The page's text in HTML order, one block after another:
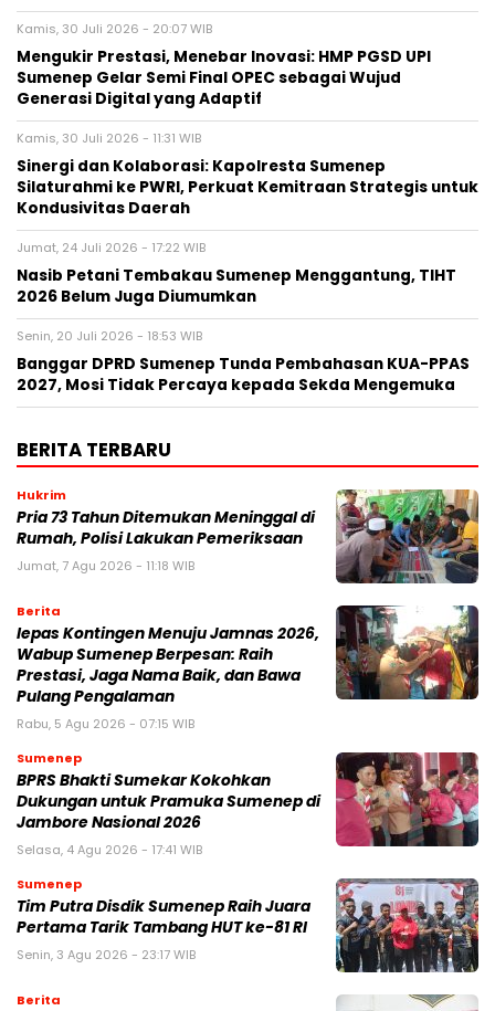
Kamis, 30 Juli 2026 - 20:07 WIB
Mengukir Prestasi, Menebar Inovasi: HMP PGSD UPI
Sumenep Gelar Semi Final OPEC sebagai Wujud
Generasi Digital yang Adaptif
Kamis, 30 Juli 2026 - 11:31 WIB
Sinergi dan Kolaborasi: Kapolresta Sumenep
Silaturahmi ke PWRI, Perkuat Kemitraan Strategis untuk
Kondusivitas Daerah
Jumat, 24 Juli 2026 - 17:22 WIB
Nasib Petani Tembakau Sumenep Menggantung, TIHT
2026 Belum Juga Diumumkan
Senin, 20 Juli 2026 - 18:53 WIB
Banggar DPRD Sumenep Tunda Pembahasan KUA-PPAS
2027, Mosi Tidak Percaya kepada Sekda Mengemuka
BERITA TERBARU
Hukrim
Pria 73 Tahun Ditemukan Meninggal di
Rumah, Polisi Lakukan Pemeriksaan
Jumat, 7 Agu 2026 - 11:18 WIB
Berita
lepas Kontingen Menuju Jamnas 2026,
Wabup Sumenep Berpesan: Raih
Prestasi, Jaga Nama Baik, dan Bawa
Pulang Pengalaman
Rabu, 5 Agu 2026 - 07:15 WIB
Sumenep
BPRS Bhakti Sumekar Kokohkan
Dukungan untuk Pramuka Sumenep di
Jambore Nasional 2026
Selasa, 4 Agu 2026 - 17:41 WIB
Sumenep
Tim Putra Disdik Sumenep Raih Juara
Pertama Tarik Tambang HUT ke-81 RI
Senin, 3 Agu 2026 - 23:17 WIB
Berita